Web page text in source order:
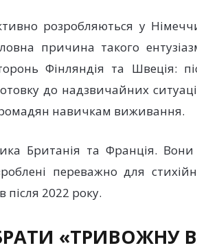
розробляються у
причина такого
Фінляндія та Швеція:
до надзвичайних
навичкам виживання.
Британія та Франція.
переважно для
після 2022 року.
«ТРИВОЖНУ